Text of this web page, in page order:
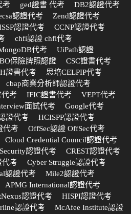
考 ged證書 代考
DB2認證代考
認證代考
Zend認證代考
認證代考
CCNP認證代考
chfi認證 chfi代考
代考
UiPath認證
保險牌照認證
CSC證書代考
證書代考
思培CELPIP代考
cbap商業分析師認證代考
考
IFIC證書代考
VEPT代考
面試代考
Google代考
證代考
HCISPP認證代考
代考
OffSec認證 OffSec代考
Cloud Credential Council認證代考
認證代考
CREST認證代考
代考
Cyber Struggle認證代考
認證代考
Mile2認證代考
APMG International認證代考
認證代考
HISPI認證代考
認證代考
McAfee Institute認證